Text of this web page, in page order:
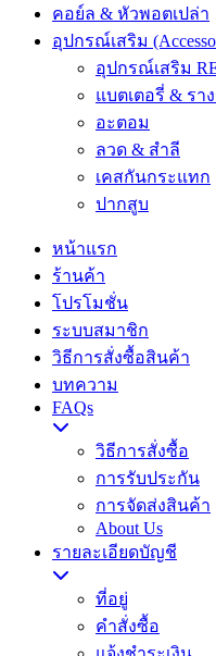
คอย์ล & หัวพอตเปล่า
อุปกรณ์เสริม
อุปกรณ์เสริม
แบตเตอรี่ & รา
อะตอม
ลวด ​& สำลี
เคสกันกระแทก
ปากสูบ
หน้าแรก
ร้านค้า
โปรโมชั่น
ระบบสมาชิก
วิธีการสั่งซื้อสินค้า
บทความ
FAQs
วิธีการสั่งซื้อ
การรับประกัน
การจัดส่งสินค้า
About Us
รายละเอียดบัญชี
ที่อยู่
คำสั่งซื้อ